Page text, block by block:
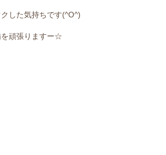
した気持ちです(^O^)
を頑張りますー☆